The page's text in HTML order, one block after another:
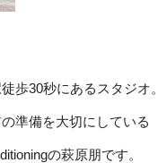
歩30秒にあるスタジオ。
準備を大切にしている
の萩原朋です。